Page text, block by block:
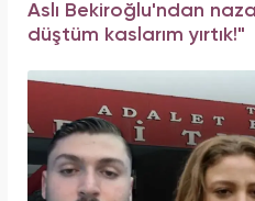
Aslı Bekiroğlu'ndan
düştüm kaslarım yırtık!"